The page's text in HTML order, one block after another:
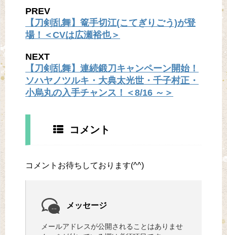
PREV
【刀剣乱舞】篭手切江(こてぎりごう)が登
場！＜CVは広瀬裕也＞
NEXT
【刀剣乱舞】連続鍛刀キャンペーン開始！
ソハヤノツルキ・大典太光世・千子村正・
小烏丸の入手チャンス！＜8/16 ～＞
コメント
コメントお待ちしております(^^)
メッセージ
メールアドレスが公開されることはありませ